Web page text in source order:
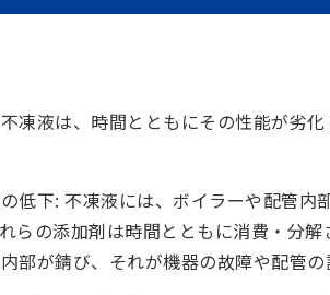
凍液は、時間とともにその性能が劣
低下: 不凍液には、ボイラーや配管内
らの添加剤は時間とともに消費・分
部が錆び、それが機器の故障や配管の